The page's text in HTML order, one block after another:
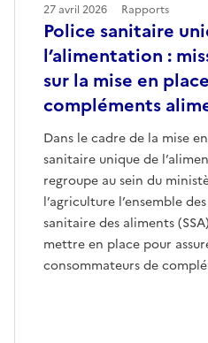
Police sanitaire
l’alimentation :
sur la mise en
compléments
Dans le cadre de la mise
sanitaire unique de
regroupe au sein du
l’agriculture l’ensemble
sanitaire des aliments
mettre en place pour
consommateurs de
27 avril 2026 Rapports